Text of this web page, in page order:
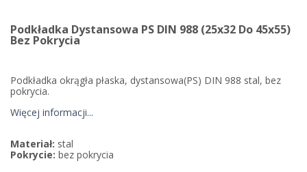
Podkładka Dystansowa PS DIN 988 (25x32 Do 45x55)
Bez Pokrycia
Podkładka okrągła płaska, dystansowa(PS) DIN 988 stal, bez
pokrycia.
Więcej informacji...
Materiał: stal
Pokrycie: bez pokrycia